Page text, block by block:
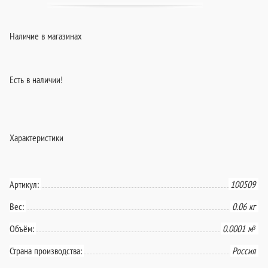
Наличие в магазинах
Есть в наличии!
Характеристики
Артикул:
100509
Вес:
0.06 кг
Объём:
0.0001 м³
Страна производства:
Россия